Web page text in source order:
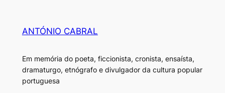
ANTÓNIO CABRAL
Em memória do poeta, ficcionista, cronista, ensaísta,
dramaturgo, etnógrafo e divulgador da cultura popular
portuguesa